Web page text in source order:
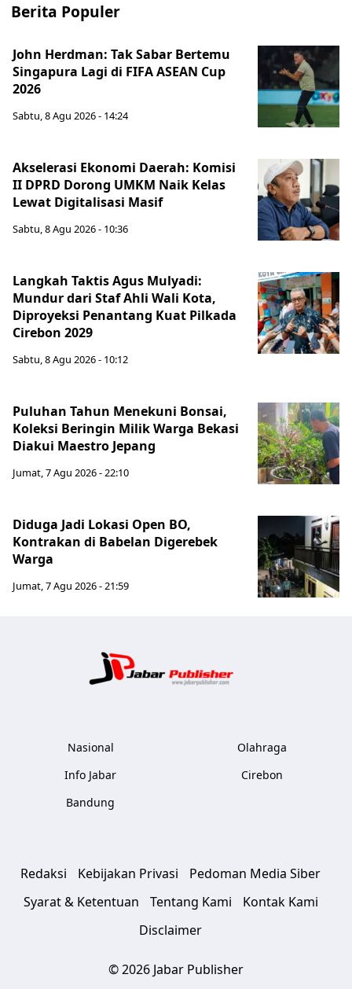
Berita Populer
John Herdman: Tak Sabar Bertemu
Singapura Lagi di FIFA ASEAN Cup
2026
Sabtu, 8 Agu 2026 - 14:24
Akselerasi Ekonomi Daerah: Komisi
II DPRD Dorong UMKM Naik Kelas
Lewat Digitalisasi Masif
Sabtu, 8 Agu 2026 - 10:36
Langkah Taktis Agus Mulyadi:
Mundur dari Staf Ahli Wali Kota,
Diproyeksi Penantang Kuat Pilkada
Cirebon 2029
Sabtu, 8 Agu 2026 - 10:12
Puluhan Tahun Menekuni Bonsai,
Koleksi Beringin Milik Warga Bekasi
Diakui Maestro Jepang
Jumat, 7 Agu 2026 - 22:10
Diduga Jadi Lokasi Open BO,
Kontrakan di Babelan Digerebek
Warga
Jumat, 7 Agu 2026 - 21:59
Nasional
Info Jabar
Bandung
Olahraga
Cirebon
Redaksi Kebijakan Privasi
Pedoman Media Siber
Syarat & Ketentuan
Tentang Kami
Kontak Kami
Disclaimer
© 2026 Jabar Publisher